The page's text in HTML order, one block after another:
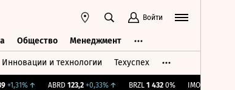
Войти
Общество Менеджмент
Инновации и технологии Техуспех
+1,31%↑ ABRD 123,2 +0,33%↑ BRZL 1 432 0% IMOEX